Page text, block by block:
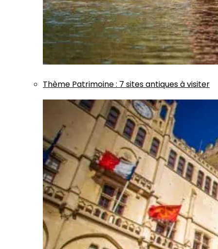
Thème Patrimoine: 7 sites antiques à visiter